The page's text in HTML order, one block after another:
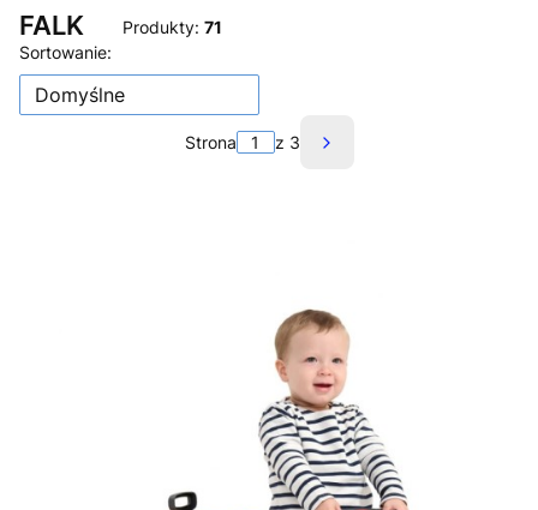
FALK Produkty: 71
Lista produktów
Sortowanie:
Domyślne
Strona z 3 Następne produkty